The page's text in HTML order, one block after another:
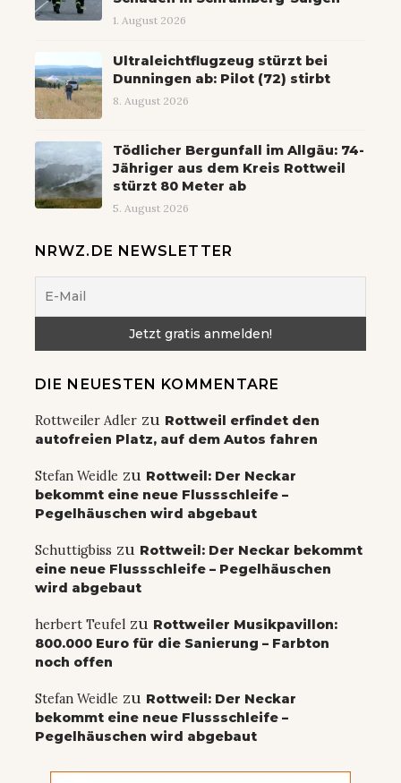
1. August 2026
Ultraleichtflugzeug stürzt bei
Dunningen ab: Pilot (72) stirbt
8. August 2026
Tödlicher Bergunfall im Allgäu: 74-
Jähriger aus dem Kreis Rottweil
stürzt 80 Meter ab
5. August 2026
NRWZ.DE NEWSLETTER
DIE NEUESTEN KOMMENTARE
Rottweiler Adler zu Rottweil erfindet den
autofreien Platz, auf dem Autos fahren
Stefan Weidle zu Rottweil: Der Neckar
bekommt eine neue Flussschleife –
Pegelhäuschen wird abgebaut
Schuttigbiss zu Rottweil: Der Neckar bekommt
eine neue Flussschleife – Pegelhäuschen
wird abgebaut
herbert Teufel zu Rottweiler Musikpavillon:
800.000 Euro für die Sanierung – Farbton
noch offen
Stefan Weidle zu Rottweil: Der Neckar
bekommt eine neue Flussschleife –
Pegelhäuschen wird abgebaut